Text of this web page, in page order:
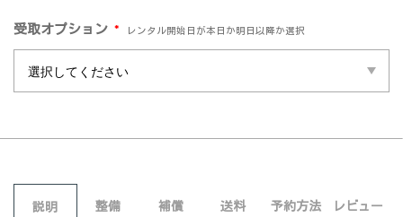
受取オプション * レンタル開始日が本日か明日以降か選択
説明 整備 補償 送料 予約方法
レビュー